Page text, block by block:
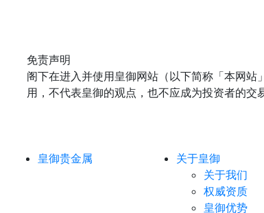
免责声明
阁下在进入并使用皇御网站（以下简称「本网
用，不代表皇御的观点，也不应成为投资者的交
皇御贵金属
关于皇御
关于我们
权威资质
皇御优势